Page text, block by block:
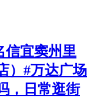
信宜窦州里
）#万达广场
，日常逛街